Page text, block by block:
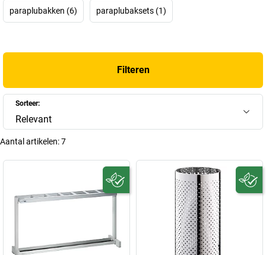
paraplubakken (6) paraplubaksets (1)
Filteren
Sorteer:
Relevant
Aantal artikelen:7